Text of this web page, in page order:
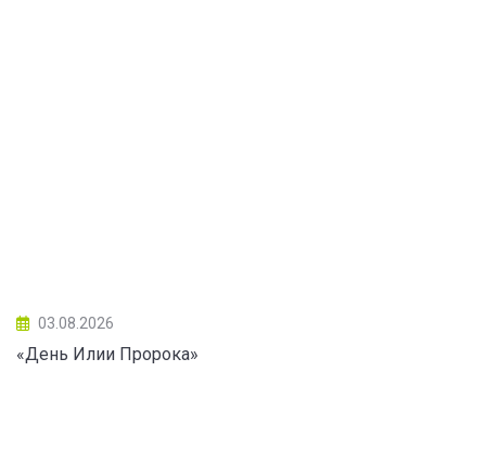
03.08.2026
«День Илии Пророка»